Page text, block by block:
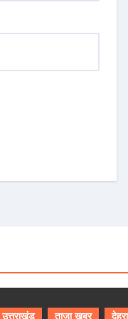
उत्तराखंड ताजा खबर